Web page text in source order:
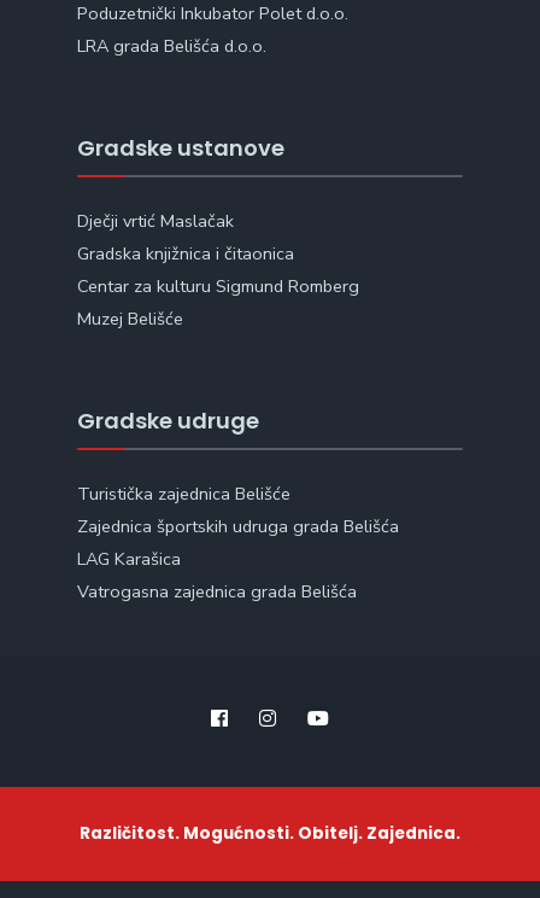
Poduzetnički Inkubator Polet d.o.o.
LRA grada Belišća d.o.o.
Gradske ustanove
Dječji vrtić Maslačak
Gradska knjižnica i čitaonica
Centar za kulturu Sigmund Romberg
Muzej Belišće
Gradske udruge
Turistička zajednica Belišće
Zajednica športskih udruga grada Belišća
LAG Karašica
Vatrogasna zajednica grada Belišća
Različitost. Mogućnosti. Obitelj. Zajednica.